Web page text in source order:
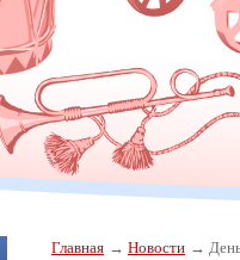
Главная Новости